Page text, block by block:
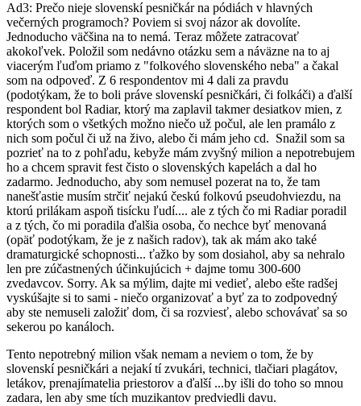
Ad3: Prečo nieje slovenskí pesničkár na pódiách v hlavných
večerných programoch? Poviem si svoj názor ak dovolíte.
Jednoducho väčšina na to nemá. Teraz môžete zatracovať
akokoľvek. Položil som nedávno otázku sem a náväzne na to aj
viacerým ľuďom priamo z "folkového slovenského neba" a čakal
som na odpoveď. Z 6 respondentov mi 4 dali za pravdu
(podotýkam, že to boli práve slovenskí pesničkári, či folkáči) a ďalší
respondent bol Radiar, ktorý ma zaplavil takmer desiatkov mien, z
ktorých som o všetkých možno niečo už počul, ale len pramálo z
nich som počul či už na živo, alebo či mám jeho cd. Snažil som sa
pozrieť na to z pohľadu, kebyže mám zvyšný milion a nepotrebujem
ho a chcem spravit fest čisto o slovenských kapelách a dal ho
zadarmo. Jednoducho, aby som nemusel pozerat na to, že tam
nanešťastie musím strčiť nejakú českú folkovú pseudohviezdu, na
ktorú prilákam aspoň tisícku ľudí.... ale z tých čo mi Radiar poradil
a z tých, čo mi poradila ďalšia osoba, čo nechce byť menovaná
(opäť podotýkam, že je z našich radov), tak ak mám ako také
dramaturgické schopnosti... ťažko by som dosiahol, aby sa nehralo
len pre zúčastnených účinkujúcich + dajme tomu 300-600
zvedavcov. Sorry. Ak sa mýlim, dajte mi vedieť, alebo ešte radšej
vyskúšajte si to sami - niečo organizovať a byť za to zodpovedný
aby ste nemuseli založiť dom, či sa rozviesť, alebo schovávať sa so
sekerou po kanáloch.
Tento nepotrebný milion však nemam a neviem o tom, že by
slovenskí pesničkári a nejakí tí zvukári, technici, tlačiari plagátov,
letákov, prenajímatelia priestorov a ďalší ...by išli do toho so mnou
zadara, len aby sme tích muzikantov predviedli davu.